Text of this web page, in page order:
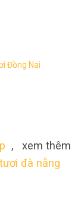
Đồng Nai
, xem thêm
đà nẵng